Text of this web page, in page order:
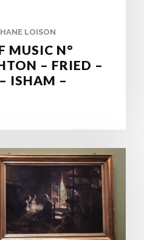
LOISON
MUSIC N°
– FRIED –
ISHAM –